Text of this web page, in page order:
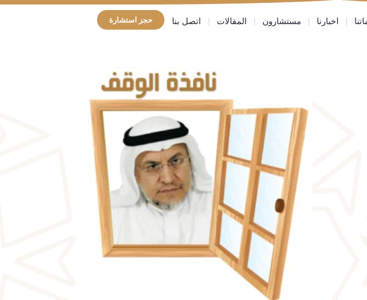
اخبارنا مستشارون المقالات اتصل بنا حجز استشارة